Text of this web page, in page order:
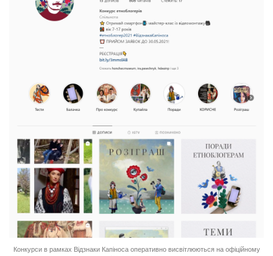
Конкурси в рамках Відзнаки Капіноса оперативно висвітлюються на офіційному